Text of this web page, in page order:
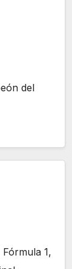
del
1,